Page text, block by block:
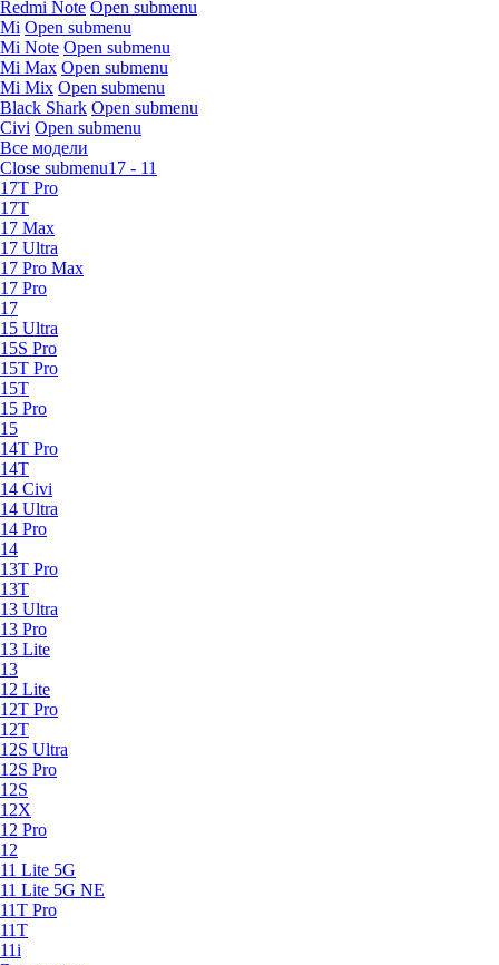
Redmi Note Open submenu
Mi Open submenu
Mi Note Open submenu
Mi Max Open submenu
Mi Mix Open submenu
Black Shark Open submenu
Civi Open submenu
Все модели
Close submenu17 - 11
17T Pro
17T
17 Max
17 Ultra
17 Pro Max
17 Pro
17
15 Ultra
15S Pro
15T Pro
15T
15 Pro
15
14T Pro
14T
14 Civi
14 Ultra
14 Pro
14
13T Pro
13T
13 Ultra
13 Pro
13 Lite
13
12 Lite
12T Pro
12T
12S Ultra
12S Pro
12S
12X
12 Pro
12
11 Lite 5G
11 Lite 5G NE
11T Pro
11T
11i